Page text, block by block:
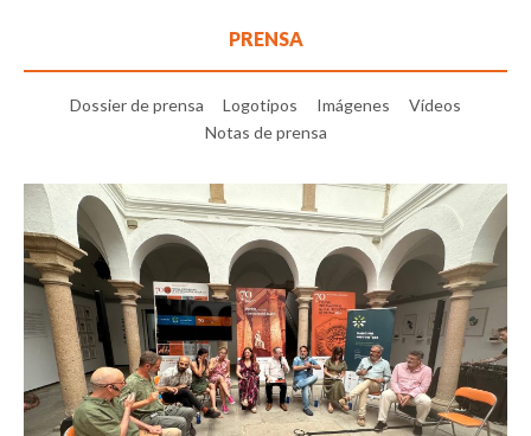
PRENSA
Dossier de prensa Logotipos Imágenes
Vídeos
Notas de prensa